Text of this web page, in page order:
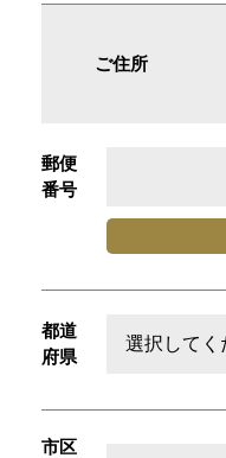
ご住所
郵便
番号
都道
府県
市区